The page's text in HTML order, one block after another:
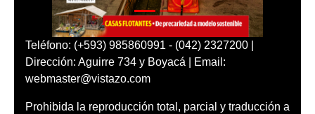
Teléfono: (+593) 985860991 - (042) 2327200 |
Dirección: Aguirre 734 y Boyacá | Email:
webmaster@vistazo.com
Prohibida la reproducción total, parcial y traducción a